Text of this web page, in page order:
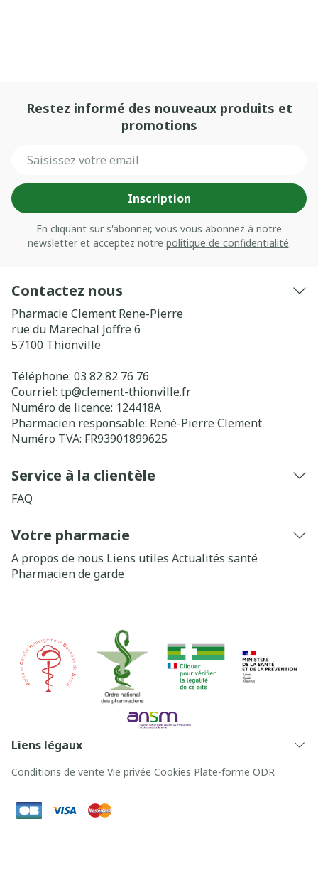
Restez informé des nouveaux produits et
promotions
Inscription
En cliquant sur s'abonner, vous vous abonnez à notre
newsletter et acceptez notre politique de confidentialité.
Contactez nous
Pharmacie Clement Rene-Pierre
rue du Marechal Joffre 6
57100 Thionville
Téléphone: 03 82 82 76 76
Courriel: tp@clement-thionville.fr
Numéro de licence: 124418A
Pharmacien responsable: René-Pierre Clement
Numéro TVA: FR93901899625
Service à la clientèle
FAQ
Votre pharmacie
A propos de nous Liens utiles Actualités santé
Pharmacien de garde
Liens légaux
Conditions de vente Vie privée Cookies Plate-forme ODR